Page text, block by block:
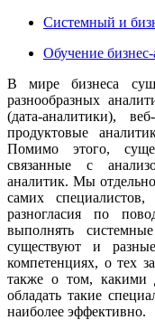
Системный и
Обучение
В мире бизнеса
разнообразных
(дата-аналитики),
продуктовые
Помимо этого,
связанные с
аналитик. Мы
самих
разногласия по
выполнять
существуют и
компетенциях, о тех
также о том, какими
обладать такие
наиболее эффективно.